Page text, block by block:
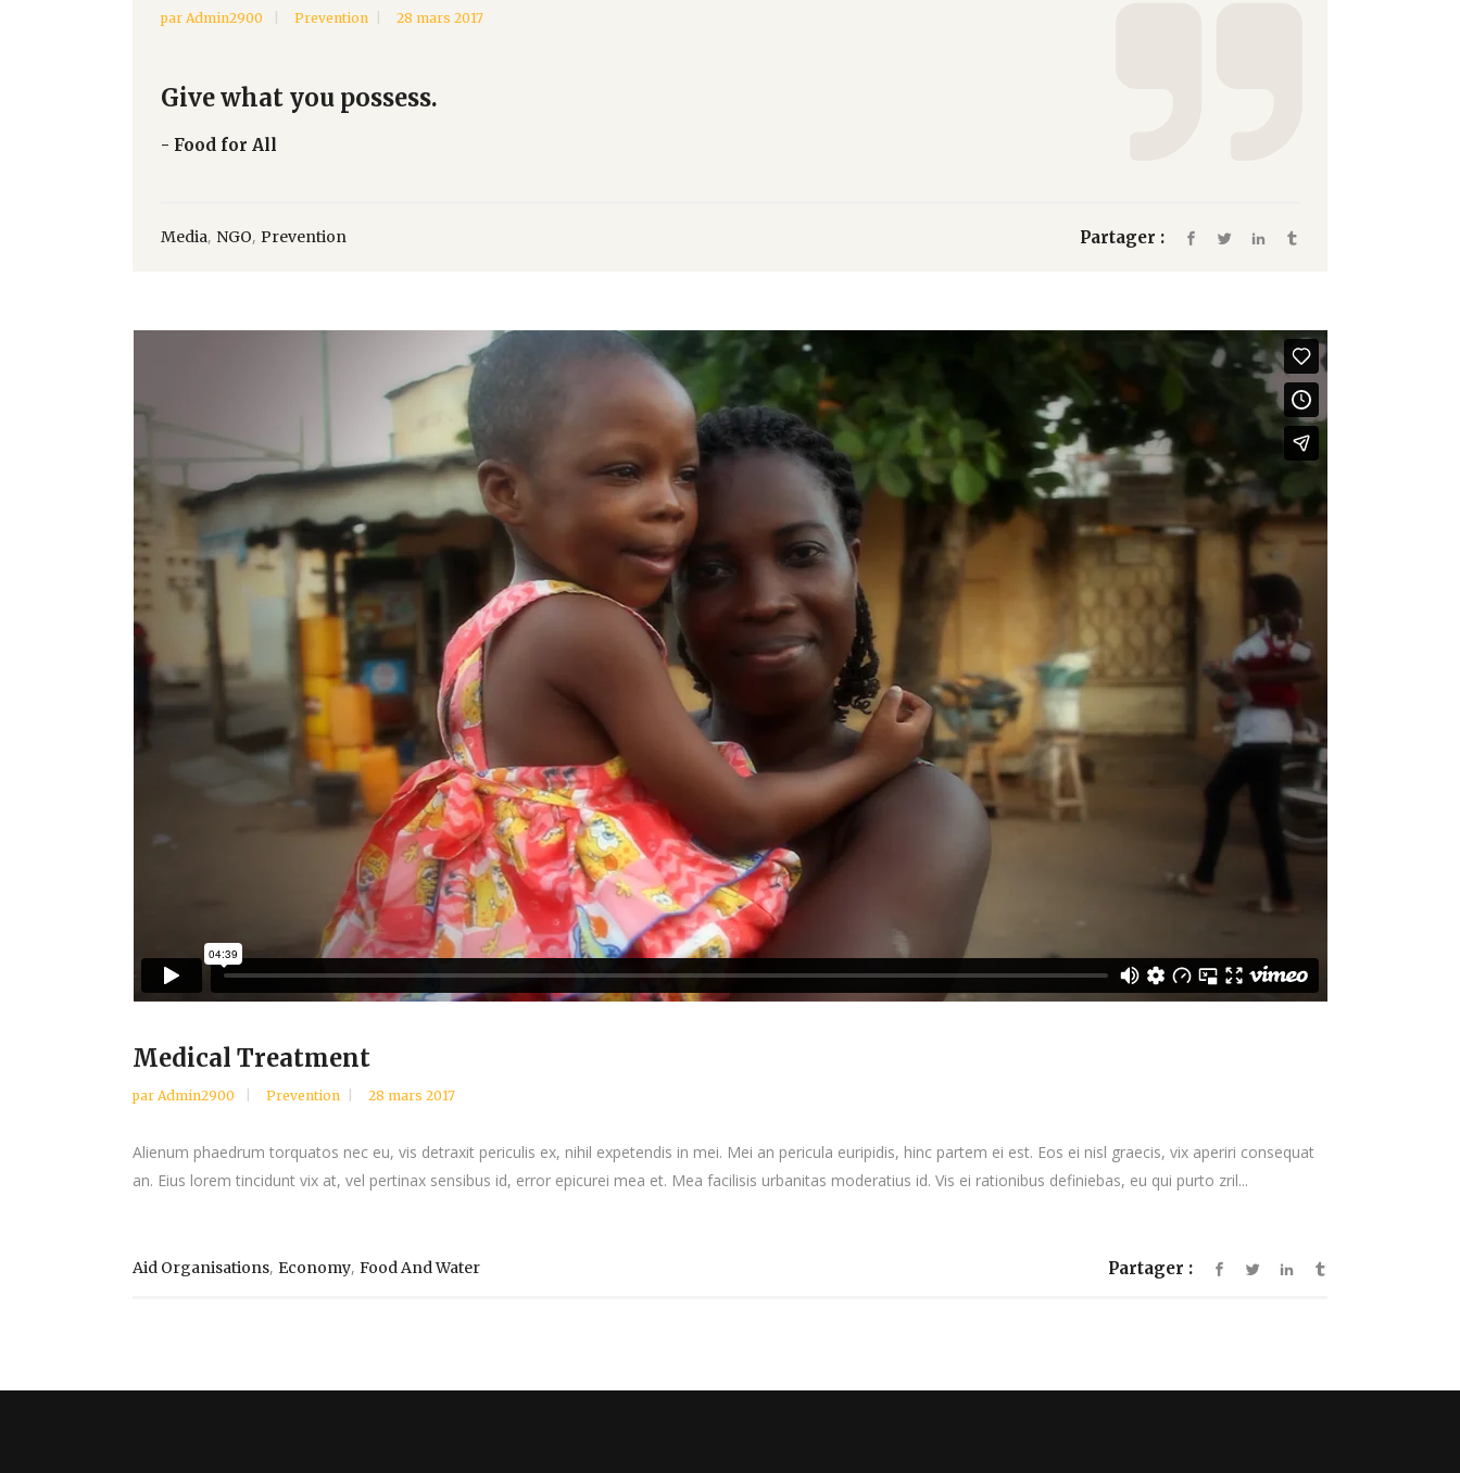
par Admin2900 Prevention 28 mars 2017
Give what you possess.
- Food for All
Media, NGO, Prevention Partager :
Medical Treatment
par Admin2900 Prevention 28 mars 2017
Alienum phaedrum torquatos nec eu, vis detraxit periculis ex, nihil expetendis in mei. Mei an pericula euripidis, hinc partem ei est. Eos ei nisl graecis, vix aperiri consequat
an. Eius lorem tincidunt vix at, vel pertinax sensibus id, error epicurei mea et. Mea facilisis urbanitas moderatius id. Vis ei rationibus definiebas, eu qui purto zril...
Aid Organisations, Economy, Food And Water Partager :